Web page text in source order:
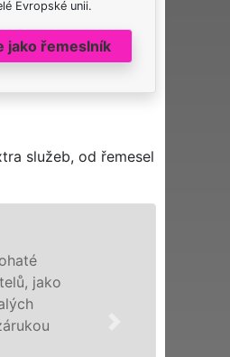
Evropské unii.
jako řemeslník
služeb, od řemesel
v týdnu v Mšenu
výrobců. Ať
německé Nobilie,
levně, rychle a